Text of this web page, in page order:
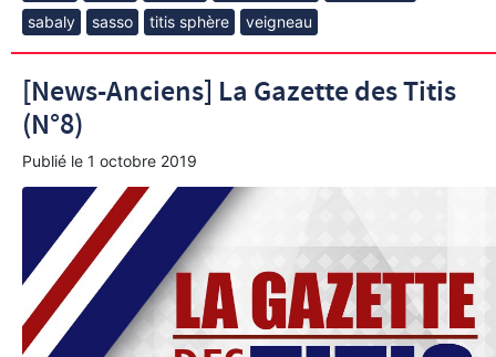
sabaly
sasso titis sphère veigneau
[News-Anciens] La Gazette des Titis
(N°8)
Publié le 1 octobre 2019